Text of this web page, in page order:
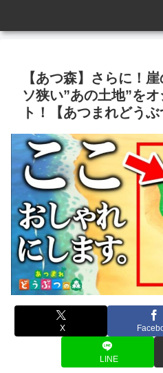
【あつ森】さらに！
ソ狭い”あの土地”を
ト！【あつまれどうぶ
X
LINE